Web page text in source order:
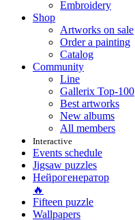
Embroidery
Shop
Artworks on sale
Order a painting
Catalog
Community
Line
Gallerix Top-100
Best artworks
New albums
All members
Interactive
Events schedule
Jigsaw puzzles
Нейрогенератор
🔥
Fifteen puzzle
Wallpapers